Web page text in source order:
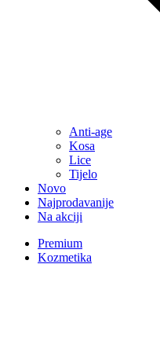
Anti-age
Kosa
Lice
Tijelo
Novo
Najprodavanije
Na akciji
Premium
Kozmetika